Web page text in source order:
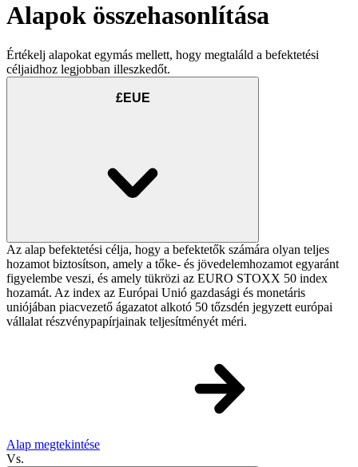
Alapok összehasonlítása
Értékelj alapokat egymás mellett, hogy megtaláld a befektetési
céljaidhoz legjobban illeszkedőt.
£EUE
Az alap befektetési célja, hogy a befektetők számára olyan teljes
hozamot biztosítson, amely a tőke- és jövedelemhozamot egyaránt
figyelembe veszi, és amely tükrözi az EURO STOXX 50 index
hozamát. Az index az Európai Unió gazdasági és monetáris
uniójában piacvezető ágazatot alkotó 50 tőzsdén jegyzett európai
vállalat részvénypapírjainak teljesítményét méri.
Alap megtekintése
Vs.